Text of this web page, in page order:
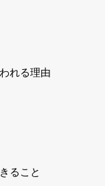
れる理由
ること